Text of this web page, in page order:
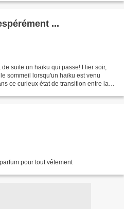
...
suite un haïku qui passe! Hier soir,
sommeil lorsqu'un haïku est venu
ce curieux état de transition entre la
pour tout vêtement